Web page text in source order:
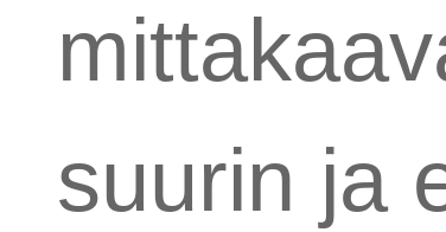
suurin ja